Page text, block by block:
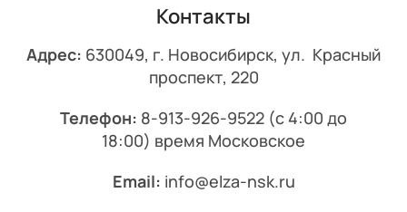
Контакты
Адрес: 630049, г. Новосибирск, ул. Красный
проспект, 220
Телефон: 8-913-926-9522 (с 4:00 до
18:00) время Московское
Email: info@elza-nsk.ru